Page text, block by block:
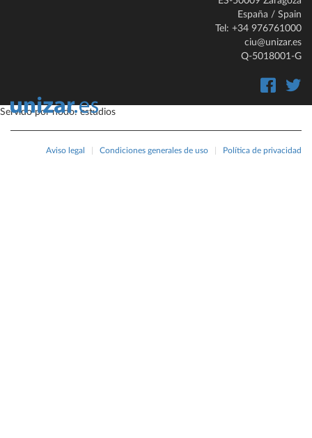
España / Spain
Tel: +34 976761000
ciu@unizar.es
Q-5018001-G
Aviso legal Condiciones generales de uso Política de privacidad
Servido por nodo: estudios